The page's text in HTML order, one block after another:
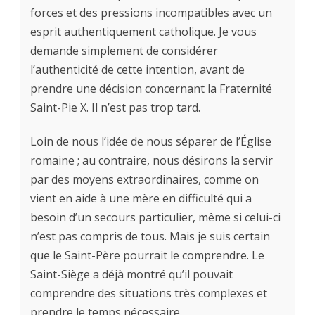
forces et des pressions incompatibles avec un
esprit authentiquement catholique. Je vous
demande simplement de considérer
l’authenticité de cette intention, avant de
prendre une décision concernant la Fraternité
Saint-Pie X. Il n’est pas trop tard.
Loin de nous l’idée de nous séparer de l’Église
romaine ; au contraire, nous désirons la servir
par des moyens extraordinaires, comme on
vient en aide à une mère en difficulté qui a
besoin d’un secours particulier, même si celui-ci
n’est pas compris de tous. Mais je suis certain
que le Saint-Père pourrait le comprendre. Le
Saint-Siège a déjà montré qu’il pouvait
comprendre des situations très complexes et